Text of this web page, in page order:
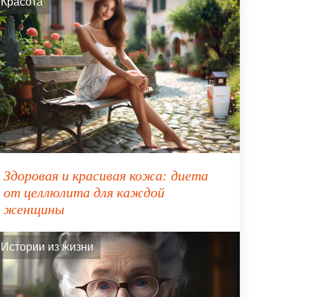
Здоровая и красивая кожа: диета
от целлюлита для каждой
женщины
Истории из жизни